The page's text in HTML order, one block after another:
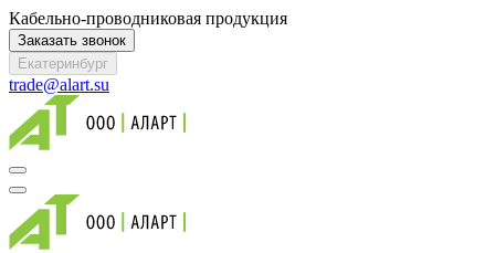
Кабельно-проводниковая продукция
Заказать звонок
Екатеринбург
trade@alart.su